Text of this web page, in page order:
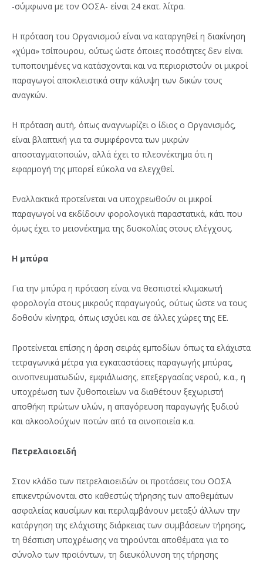
-σύμφωνα με τον ΟΟΣΑ- είναι 24 εκατ. λίτρα.
Η πρόταση του Οργανισμού είναι να καταργηθεί η διακίνηση
«χύμα» τσίπουρου, ούτως ώστε όποιες ποσότητες δεν είναι
τυποποιημένες να κατάσχονται και να περιοριστούν οι μικροί
παραγωγοί αποκλειστικά στην κάλυψη των δικών τους
αναγκών.
Η πρόταση αυτή, όπως αναγνωρίζει ο ίδιος ο Οργανισμός,
είναι βλαπτική για τα συμφέροντα των μικρών
αποσταγματοποιών, αλλά έχει το πλεονέκτημα ότι η
εφαρμογή της μπορεί εύκολα να ελεγχθεί.
Εναλλακτικά προτείνεται να υποχρεωθούν οι μικροί
παραγωγοί να εκδίδουν φορολογικά παραστατικά, κάτι που
όμως έχει το μειονέκτημα της δυσκολίας στους ελέγχους.
Η μπύρα
Για την μπύρα η πρόταση είναι να θεσπιστεί κλιμακωτή
φορολογία στους μικρούς παραγωγούς, ούτως ώστε να τους
δοθούν κίνητρα, όπως ισχύει και σε άλλες χώρες της ΕΕ.
Προτείνεται επίσης η άρση σειράς εμποδίων όπως τα ελάχιστα
τετραγωνικά μέτρα για εγκαταστάσεις παραγωγής μπύρας,
οινοπνευματωδών, εμφιάλωσης, επεξεργασίας νερού, κ.α., η
υποχρέωση των ζυθοποιείων να διαθέτουν ξεχωριστή
αποθήκη πρώτων υλών, η απαγόρευση παραγωγής ξυδιού
και αλκοολούχων ποτών από τα οινοποιεία κ.α.
Πετρελαιοειδή
Στον κλάδο των πετρελαιοειδών οι προτάσεις του ΟΟΣΑ
επικεντρώνονται στο καθεστώς τήρησης των αποθεμάτων
ασφαλείας καυσίμων και περιλαμβάνουν μεταξύ άλλων την
κατάργηση της ελάχιστης διάρκειας των συμβάσεων τήρησης,
τη θέσπιση υποχρέωσης να τηρούνται αποθέματα για το
σύνολο των προϊόντων, τη διευκόλυνση της τήρησης